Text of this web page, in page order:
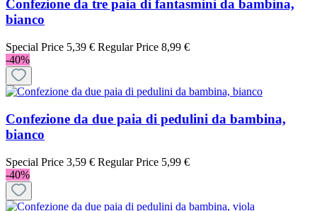
Confezione da tre paia di fantasmini da bambina,
bianco
Special Price 5,39 € Regular Price 8,99 €
-40%
Confezione da due paia di pedulini da bambina,
bianco
Special Price 3,59 € Regular Price 5,99 €
-40%